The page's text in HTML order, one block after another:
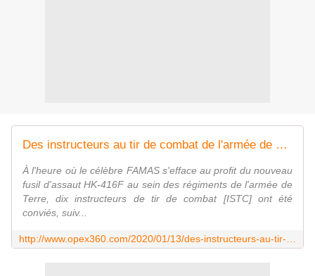
Des instructeurs au tir de combat de l'armée de Terre formés au maniement du fusil AK-47 Kalachnikov
À l'heure où le célèbre FAMAS s'efface au profit du nouveau
fusil d'assaut HK-416F au sein des régiments de l'armée de
Terre, dix instructeurs de tir de combat [ISTC] ont été
conviés, suiv...